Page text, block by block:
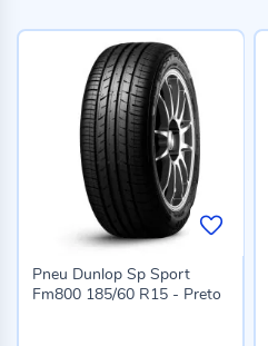
Pneu Dunlop Sp Sport
Fm800 185/60 R15 - Preto